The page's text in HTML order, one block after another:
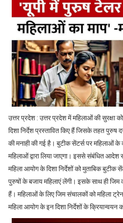
उत्तर प्रदेश : उत्तर प्रदेश में महिलाओं की सुरक्षा
दिशा निर्देश प्रस्तावित किए हैं जिसके तहत पुरुष
की मनाही की गई है। बुटीक सेंटर्स पर महिलाओं के
महिलाओं द्वारा लिया जाएगा। इससे संबंधित आदेश
महिला आयोग के दिशा निर्देशों को मुताबिक बुटीक
पुरुषों के बजाय महिलाएं लेंगी। इसके साथ ही जिम
हैं। महिलाओं के लिए जिम संचालकों को महिला
महिला आयोग के इन दिशा निर्देशों के क्रियान्वयन